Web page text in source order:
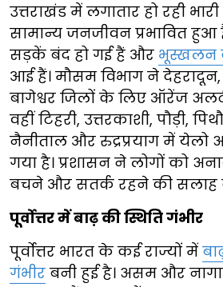
उत्तराखंड में लगातार हो रही
सामान्य जनजीवन प्रभावित
सड़कें बंद हो गई हैं और भूस्खलन
आई हैं। मौसम विभाग ने
बागेश्वर जिलों के लिए ऑरेंज
वहीं टिहरी, उत्तरकाशी, पौड़ी,
नैनीताल और रुद्रप्रयाग में येलो
गया है। प्रशासन ने लोगों को
बचने और सतर्क रहने की सलाह
पूर्वोत्तर में बाढ़ की स्थिति गंभीर
पूर्वोत्तर भारत के कई राज्यों में
गंभीर बनी हुई है। असम और